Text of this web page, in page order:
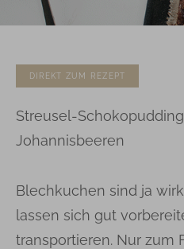
DIREKT ZUM REZEPT
Streusel-
Johannisbeeren
Blechkuchen sind ja
lassen sich gut
transportieren. Nur zum